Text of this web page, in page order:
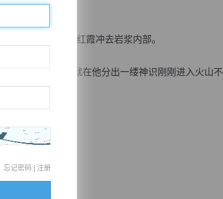
，垂落一缕缕红霞冲去岩浆内部。
些怪异，然而就在他分出一缕神识刚刚进入火山不
忘记密码 | 注册